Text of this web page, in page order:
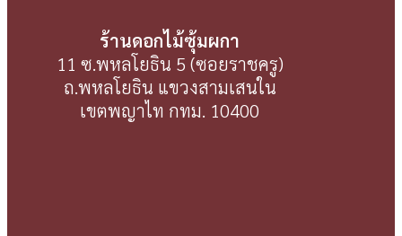
ร้านดอกไม้ซุ้มผกา
11 ซ.พหลโยธิน 5 (ซอยราชครู)
ถ.พหลโยธิน แขวงสามเสนใน
เขตพญาไท กทม. 10400